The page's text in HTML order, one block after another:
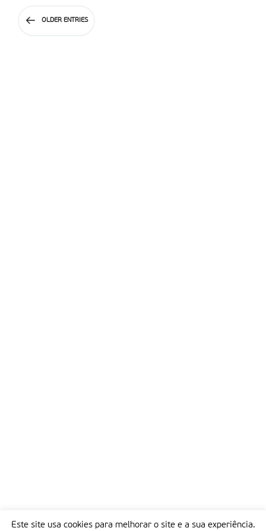
OLDER ENTRIES
Este site usa cookies para melhorar o site e a sua experiência.